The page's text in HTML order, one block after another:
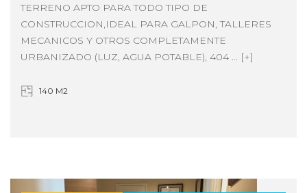
TERRENO APTO PARA TODO TIPO DE
CONSTRUCCION,IDEAL PARA GALPON, TALLERES
MECANICOS Y OTROS COMPLETAMENTE
URBANIZADO (LUZ, AGUA POTABLE), 404 ... [+]
140 M2